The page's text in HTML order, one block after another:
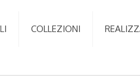
COLLEZIONI